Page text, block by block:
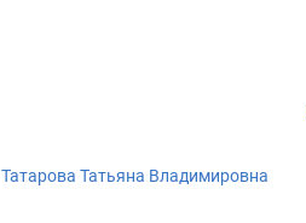
Татарова Татьяна Владимировна